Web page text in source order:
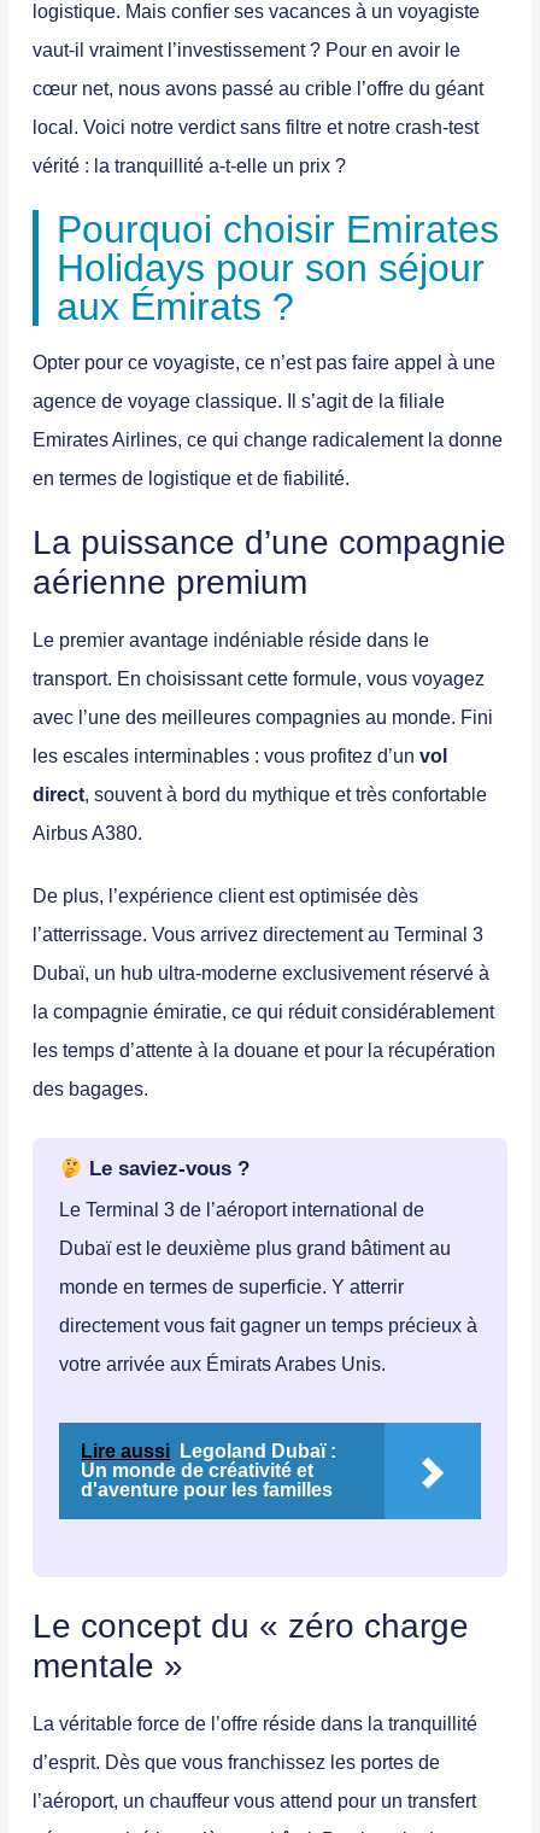
logistique. Mais confier ses vacances à un voyagiste
vaut-il vraiment l’investissement ? Pour en avoir le
cœur net, nous avons passé au crible l’offre du géant
local. Voici notre verdict sans filtre et notre crash-test
vérité : la tranquillité a-t-elle un prix ?
Pourquoi choisir Emirates
Holidays pour son séjour
aux Émirats ?
Opter pour ce voyagiste, ce n’est pas faire appel à une
agence de voyage classique. Il s’agit de la filiale
Emirates Airlines, ce qui change radicalement la donne
en termes de logistique et de fiabilité.
La puissance d’une compagnie
aérienne premium
Le premier avantage indéniable réside dans le
transport. En choisissant cette formule, vous voyagez
avec l’une des meilleures compagnies au monde. Fini
les escales interminables : vous profitez d’un vol
direct, souvent à bord du mythique et très confortable
Airbus A380.
De plus, l’expérience client est optimisée dès
l’atterrissage. Vous arrivez directement au Terminal 3
Dubaï, un hub ultra-moderne exclusivement réservé à
la compagnie émiratie, ce qui réduit considérablement
les temps d’attente à la douane et pour la récupération
des bagages.
Le saviez-vous ?
Le Terminal 3 de l’aéroport international de
Dubaï est le deuxième plus grand bâtiment au
monde en termes de superficie. Y atterrir
directement vous fait gagner un temps précieux à
votre arrivée aux Émirats Arabes Unis.
Lire aussi
Legoland Dubaï :
Un monde de créativité et
d'aventure pour les familles
Le concept du « zéro charge
mentale »
La véritable force de l’offre réside dans la tranquillité
d’esprit. Dès que vous franchissez les portes de
l’aéroport, un chauffeur vous attend pour un transfert